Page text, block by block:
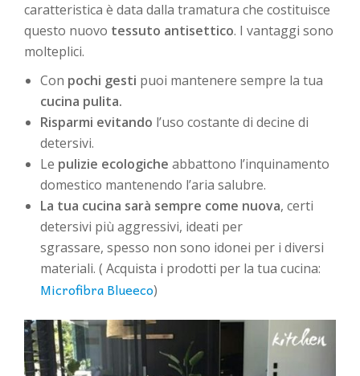
caratteristica è data dalla tramatura che costituisce
questo nuovo tessuto antisettico. I vantaggi sono
molteplici.
Con pochi gesti puoi mantenere sempre la tua
cucina pulita.
Risparmi evitando l’uso costante di decine di
detersivi.
Le pulizie ecologiche abbattono l’inquinamento
domestico mantenendo l’aria salubre.
La tua cucina sarà sempre come nuova, certi
detersivi più aggressivi, ideati per
sgrassare, spesso non sono idonei per i diversi
materiali. ( Acquista i prodotti per la tua cucina:
Microfibra Blueeco)